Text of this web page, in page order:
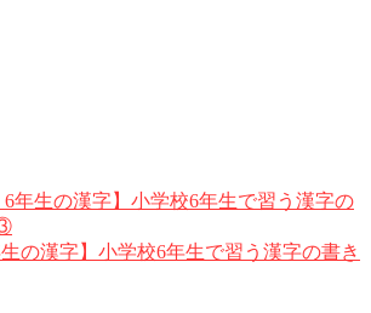
6年生の漢字】小学校6年生で習う漢字の
の漢字】小学校6年生で習う漢字の書き